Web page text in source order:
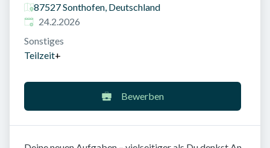
87527 Sonthofen, Deutschland
Veröffentlicht am
24.2.2026
Sonstiges
Teilzeit+
Bewerben